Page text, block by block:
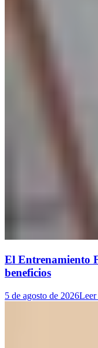
El Entrenamiento
beneficios
5 de agosto de 2026Leer